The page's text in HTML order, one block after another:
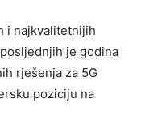
i najkvalitetnijih
je godina
rješenja za 5G
poziciju na